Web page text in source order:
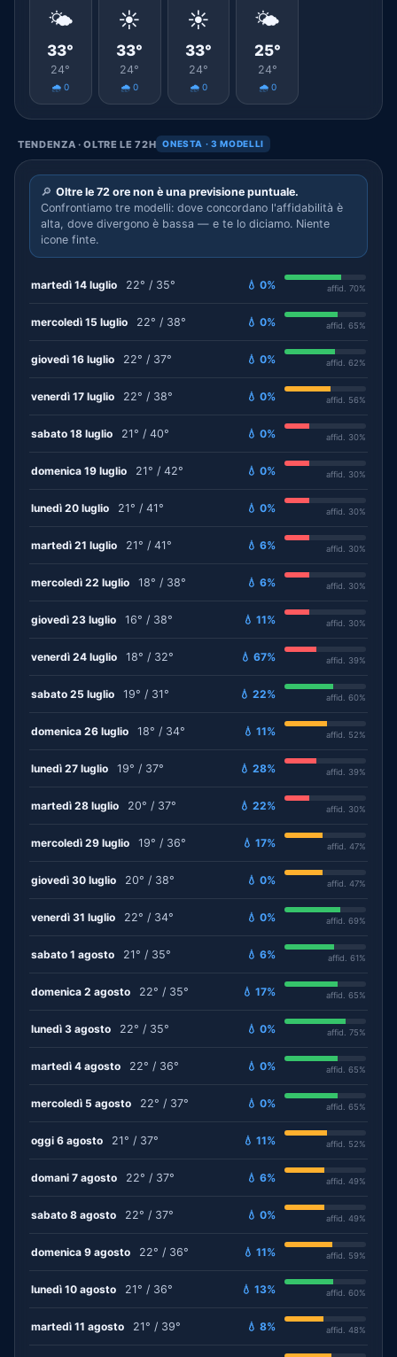
🌤️
33°
24°
🌧️ 0
☀️
33°
24°
🌧️ 0
☀️
33°
24°
🌧️ 0
🌤️
25°
24°
🌧️ 0
TENDENZA · OLTRE LE 72H ONESTA · 3 MODELLI
🔎 Oltre le 72 ore non è una previsione puntuale.
Confrontiamo tre modelli: dove concordano l'affidabilità è
alta, dove divergono è bassa — e te lo diciamo. Niente
icone finte.
martedì 14 luglio 22° / 35° 💧 0% affid. 70%
mercoledì 15 luglio 22° / 38° 💧 0% affid. 65%
giovedì 16 luglio 22° / 37° 💧 0% affid. 62%
venerdì 17 luglio 22° / 38° 💧 0% affid. 56%
sabato 18 luglio 21° / 40° 💧 0% affid. 30%
domenica 19 luglio 21° / 42° 💧 0% affid. 30%
lunedì 20 luglio 21° / 41° 💧 0% affid. 30%
martedì 21 luglio 21° / 41° 💧 6% affid. 30%
mercoledì 22 luglio 18° / 38° 💧 6% affid. 30%
giovedì 23 luglio 16° / 38° 💧 11% affid. 30%
venerdì 24 luglio 18° / 32° 💧 67% affid. 39%
sabato 25 luglio 19° / 31° 💧 22% affid. 60%
domenica 26 luglio 18° / 34° 💧 11% affid. 52%
lunedì 27 luglio 19° / 37° 💧 28% affid. 39%
martedì 28 luglio 20° / 37° 💧 22% affid. 30%
mercoledì 29 luglio 19° / 36° 💧 17% affid. 47%
giovedì 30 luglio 20° / 38° 💧 0% affid. 47%
venerdì 31 luglio 22° / 34° 💧 0% affid. 69%
sabato 1 agosto 21° / 35° 💧 6% affid. 61%
domenica 2 agosto 22° / 35° 💧 17% affid. 65%
lunedì 3 agosto 22° / 35° 💧 0% affid. 75%
martedì 4 agosto 22° / 36° 💧 0% affid. 65%
mercoledì 5 agosto 22° / 37° 💧 0% affid. 65%
oggi 6 agosto 21° / 37° 💧 11% affid. 52%
domani 7 agosto 22° / 37° 💧 6% affid. 49%
sabato 8 agosto 22° / 37° 💧 0% affid. 49%
domenica 9 agosto 22° / 36° 💧 11% affid. 59%
lunedì 10 agosto 21° / 36° 💧 13% affid. 60%
martedì 11 agosto 21° / 39° 💧 8% affid. 48%